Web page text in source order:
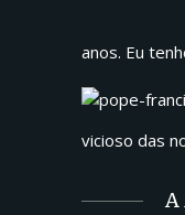
anos. Eu
vicioso das
A